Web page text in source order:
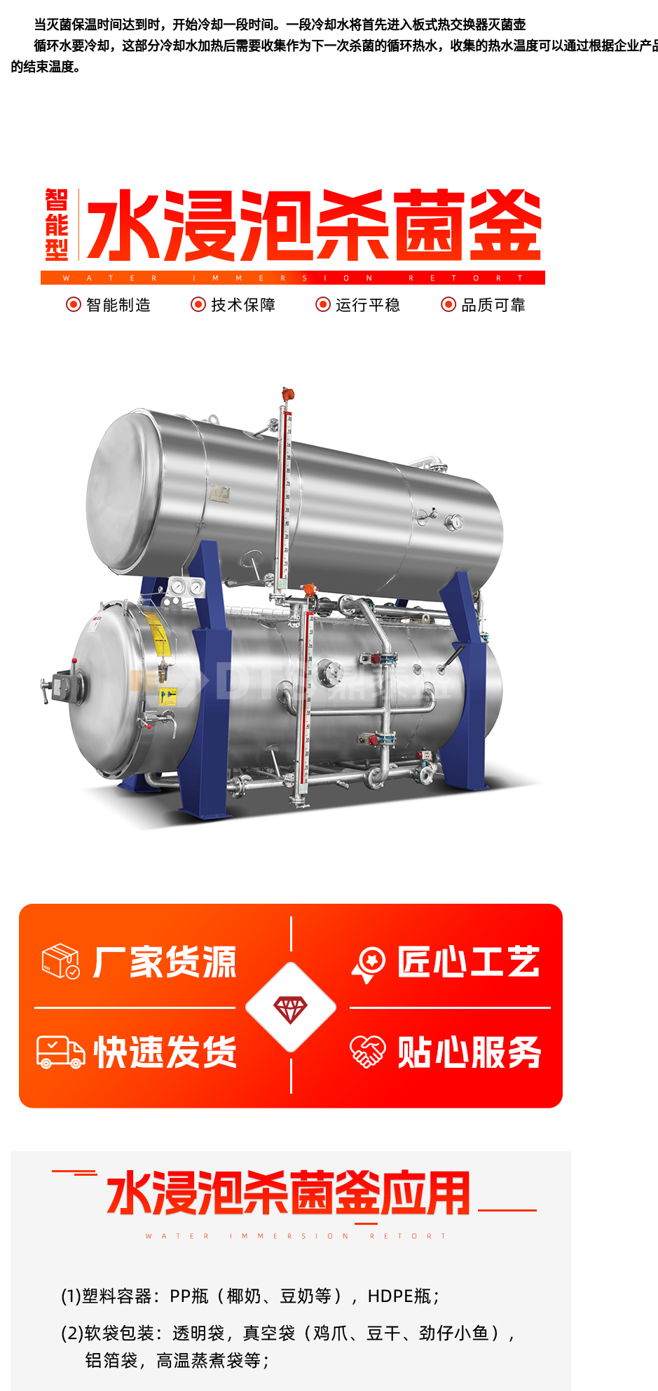
当灭菌保温时间达到时，开始冷却一段时间。一段冷却水将首先进入板式热交换器灭菌壶
循环水要冷却，这部分冷却水加热后需要收集作为下一次杀菌的循环热水，收集的热水温度可以通过根据企业
的结束温度。